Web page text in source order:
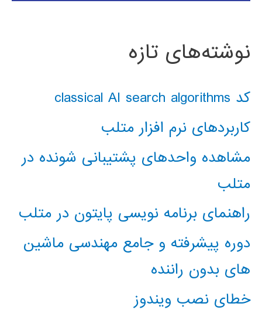
نوشته‌های تازه
کد classical AI search algorithms
کاربردهای نرم افزار متلب
مشاهده واحدهای پشتیبانی شونده در
متلب
راهنمای برنامه نویسی پایتون در متلب
دوره پیشرفته و جامع مهندسی ماشین
های بدون راننده
خطای نصب ویندوز